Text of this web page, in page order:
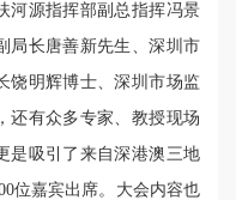
河源指挥部副总指挥冯景
局长唐善新先生、深圳市
饶明辉博士、深圳市场监
还有众多专家、教授现场
是吸引了来自深港澳三地
位嘉宾出席。大会内容也